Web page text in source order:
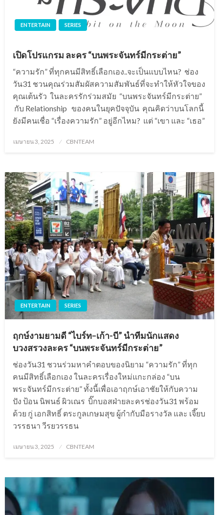
ENTERTAIN SERIES
เปิดโปรแกรม ละคร “บนพระจันทร์มีกระต่าย”
“ความรัก” ที่ทุกคนมีสิทธิ์เลือกเอง..จะเป็นแบบไหน? ช่อง
วัน31 ชวนคุณร่วมสัมผัสความสัมพันธ์ที่จะทำให้หัวใจของ
คุณเต้นรัว ในละครรักร่วมสมัย “บนพระจันทร์มีกระต่าย”
กับ Relationship ของคนในยุคปัจจุบัน คุณคิดว่าบนโลกนี้
ยังมีคนเชื่อ “เรื่องความรัก” อยู่อีกไหม? แต่ “เขา และ “เธอ”
Posted
เมษายน 3, 2025 CBNTEAM
ENTERTAIN SERIES
ฤกษ์งามยามดี “ไบร์ท–เก้า-บี” นำทีมนักแสดง
บวงสรวงละคร “บนพระจันทร์มีกระต่าย”
ช่องวัน31 ชวนร่วมหาคำตอบของนิยาม “ความรัก” ที่ทุก
คนมีสิทธิ์เลือกเอง ในละครเรื่องใหม่แกะกล่อง “บน
พระจันทร์มีกระต่าย” ทั้งนี้เพื่อเอาฤกษ์เอาชัยให้กับความ
ปัง ป้อน นิพนธ์ ผิวเณร บิ๊กบอสฝ่ายละครช่องวัน31 พร้อม
ด้วย กู่ เอกสิทธิ์ ตระกูลเกษมสุข ผู้กำกับมือรางวัล และ เจี๊ยบ
วรรธนา วีรยวรรธน
Posted
เมษายน 3, 2025 CBNTEAM